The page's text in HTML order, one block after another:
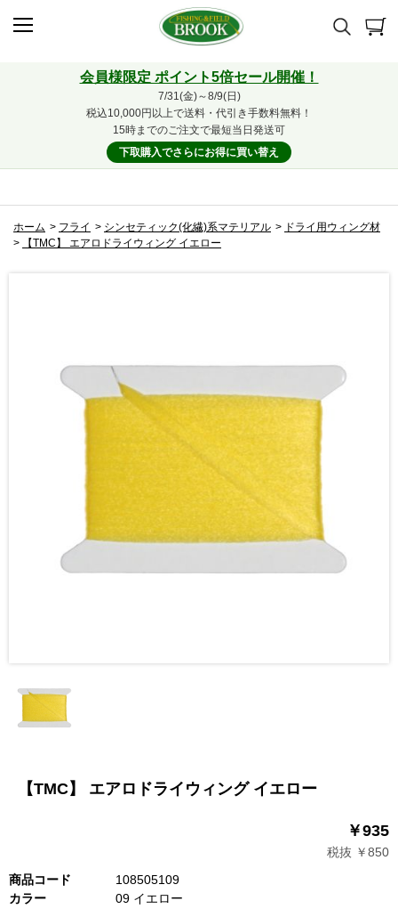
会員様限定 ポイント5倍セール開催！
7/31(金)～8/9(日)
税込10,000円以上で送料・代引き手数料無料！
15時までのご注文で最短当日発送可
下取購入でさらにお得に買い替え
ホーム > フライ > シンセティック(化繊)系マテリアル > ドライ用ウィング材
>
【TMC】 エアロドライウィング イエロー
【TMC】 エアロドライウィング イエロー
￥935
税抜 ￥850
商品コード
108505109
カラー
09 イエロー